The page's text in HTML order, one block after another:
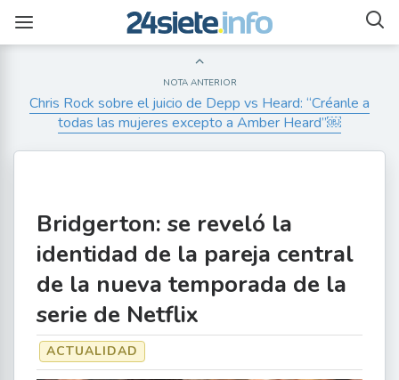
NOTA ANTERIOR
Chris Rock sobre el juicio de Depp vs Heard: “Créanle a
todas las mujeres excepto a Amber Heard”￼
Bridgerton: se reveló la
identidad de la pareja central
de la nueva temporada de la
serie de Netflix
ACTUALIDAD